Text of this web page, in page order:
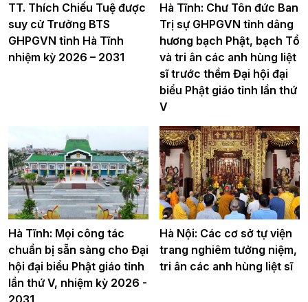
TT. Thích Chiếu Tuệ được
suy cử Trưởng BTS
GHPGVN tỉnh Hà Tĩnh
nhiệm kỳ 2026 – 2031
Hà Tĩnh: Chư Tôn đức Ban
Trị sự GHPGVN tỉnh dâng
hương bạch Phật, bạch Tổ
và tri ân các anh hùng liệt
sĩ trước thềm Đại hội đại
biểu Phật giáo tỉnh lần thứ
V
Hà Tĩnh: Mọi công tác
chuẩn bị sẵn sàng cho Đại
hội đại biểu Phật giáo tỉnh
lần thứ V, nhiệm kỳ 2026 -
2031
Hà Nội: Các cơ sở tự viện
trang nghiêm tưởng niệm,
tri ân các anh hùng liệt sĩ